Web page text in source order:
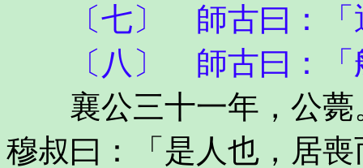
〔七〕 師古曰：「
〔八〕 師古曰：「
襄公三十一年，公薨
穆叔曰：「是人也，居